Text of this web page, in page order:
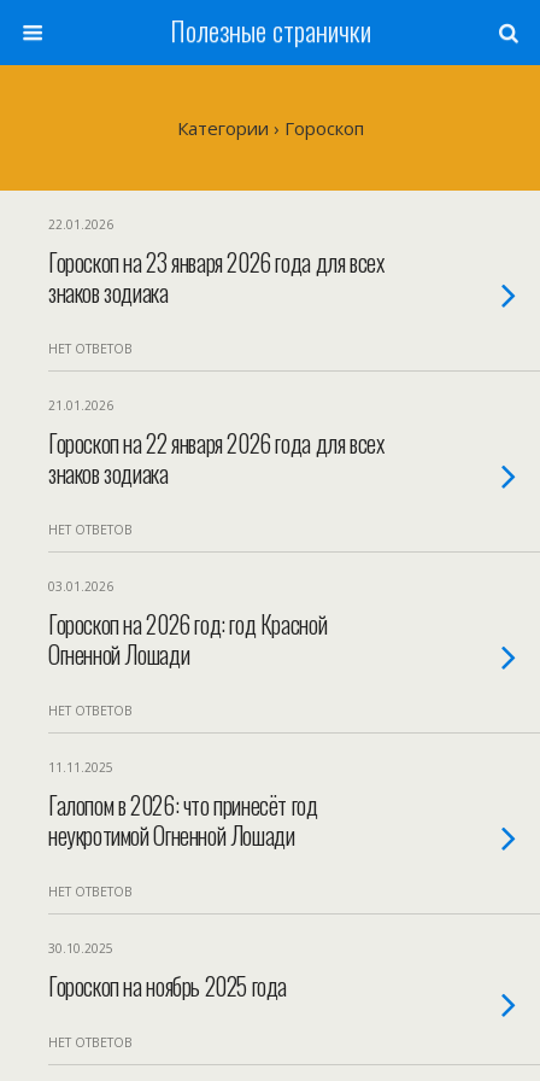
Полезные странички
Категории › Гороскоп
22.01.2026
Гороскоп на 23 января 2026 года для всех
знаков зодиака
НЕТ ОТВЕТОВ
21.01.2026
Гороскоп на 22 января 2026 года для всех
знаков зодиака
НЕТ ОТВЕТОВ
03.01.2026
Гороскоп на 2026 год: год Красной
Огненной Лошади
НЕТ ОТВЕТОВ
11.11.2025
Галопом в 2026: что принесёт год
неукротимой Огненной Лошади
НЕТ ОТВЕТОВ
30.10.2025
Гороскоп на ноябрь 2025 года
НЕТ ОТВЕТОВ